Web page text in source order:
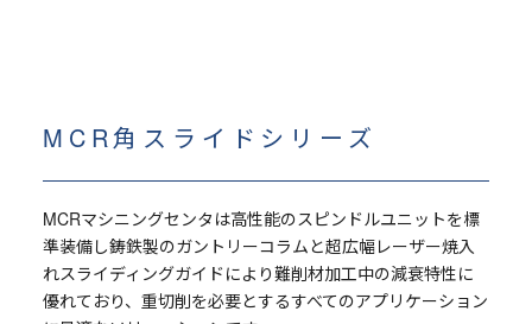
MCR角スライドシリーズ
MCRマシニングセンタは高性能のスピンドルユニットを標
準装備し鋳鉄製のガントリーコラムと超広幅レーザー焼入
れスライディングガイドにより難削材加工中の減衰特性に
優れており、重切削を必要とするすべてのアプリケーション